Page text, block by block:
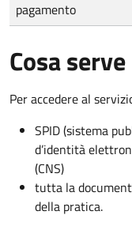
pagamento
Cosa serve
Per accedere al
SPID (sistema
d’identità
(CNS)
tutta la
della pratica.